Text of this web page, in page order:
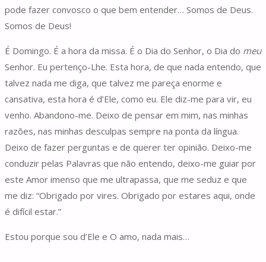
pode fazer convosco o que bem entender… Somos de Deus.
Somos de Deus!
É Domingo. É a hora da missa. É o Dia do Senhor, o Dia do meu
Senhor. Eu pertenço-Lhe. Esta hora, de que nada entendo, que
talvez nada me diga, que talvez me pareça enorme e
cansativa, esta hora é d’Ele, como eu. Ele diz-me para vir, eu
venho. Abandono-me. Deixo de pensar em mim, nas minhas
razões, nas minhas desculpas sempre na ponta da língua.
Deixo de fazer perguntas e de querer ter opinião. Deixo-me
conduzir pelas Palavras que não entendo, deixo-me guiar por
este Amor imenso que me ultrapassa, que me seduz e que
me diz: “Obrigado por vires. Obrigado por estares aqui, onde
é difícil estar.”
Estou porque sou d’Ele e O amo, nada mais…